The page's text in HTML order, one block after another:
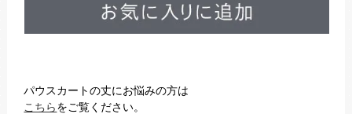
パウスカートの丈にお悩みの方は
こちらをご覧ください。